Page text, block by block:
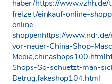
haben/https://www.vzhh.de/
freizeit/einkauf-online-
online-
shoppenhttps://
vor-neuer-China-Shop-
Shops-So-schuetzt-man-
Betrug,fakeshop104.html